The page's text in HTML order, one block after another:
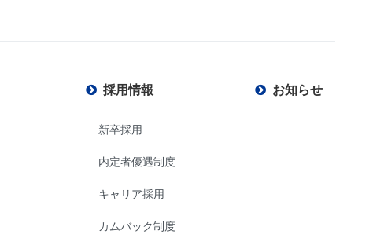
採用情報
新卒採用
内定者優遇制度
キャリア採用
カムバック制度
お知らせ